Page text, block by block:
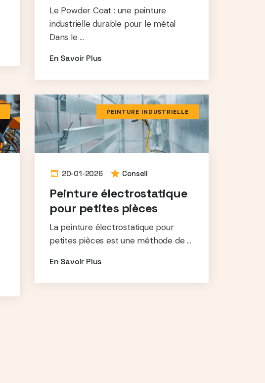
Le Powder Coat : une peinture
industrielle durable pour le métal
Dans le ...
En Savoir Plus
PEINTURE INDUSTRIELLE
20-01-2026 Conseil
Peinture électrostatique
pour petites pièces
La peinture électrostatique pour
petites pièces est une méthode de ...
En Savoir Plus